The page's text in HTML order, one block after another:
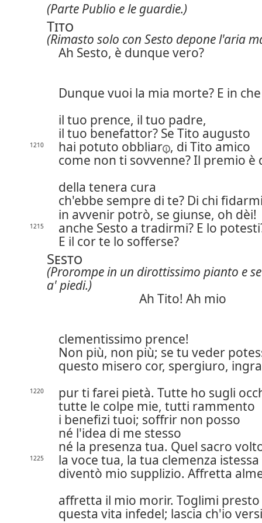
(Parte Publio e le guardie.)
Tito
(Rimasto solo con Sesto depone l'aria
Ah Sesto, è dunque vero?
Dunque vuoi la mia morte? E in
il tuo prence, il tuo padre,
il tuo benefattor? Se Tito augusto
1210 hai potuto obbliar , di Tito amico
come non ti sovvenne? Il premio è
della tenera cura
ch'ebbe sempre di te? Di chi
in avvenir potrò, se giunse, oh dèi!
1215
anche Sesto a tradirmi? E lo
E il cor te lo sofferse?
Sesto
(Prorompe in un dirottissimo pianto e
a' piedi.)
Ah Tito! Ah mio
clementissimo prence!
Non più, non più; se tu veder
questo misero cor, spergiuro,
1220
pur ti farei pietà. Tutte ho sugli
tutte le colpe mie, tutti rammento
i benefizi tuoi; soffrir non posso
né l'idea di me stesso
né la presenza tua. Quel sacro
1225
la voce tua, la tua clemenza istessa
diventò mio supplizio. Affretta
affretta il mio morir. Toglimi presto
questa vita infedel; lascia ch'io